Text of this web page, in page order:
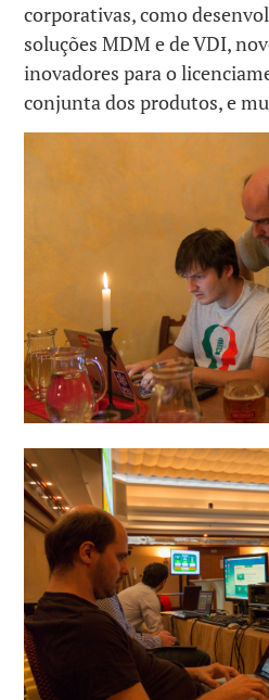
corporativas, como
soluções MDM e de VDI,
inovadores para o
conjunta dos produtos, e